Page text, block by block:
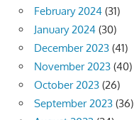
February 2024 (31)
January 2024 (30)
December 2023 (41)
November 2023 (40)
October 2023 (26)
September 2023 (36)